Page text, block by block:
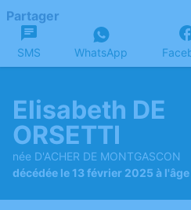
Partager
SMS WhatsApp
Elisabeth DE
ORSETTI
née D'ACHER DE MONTGASCON
décédée le 13 février 2025 à